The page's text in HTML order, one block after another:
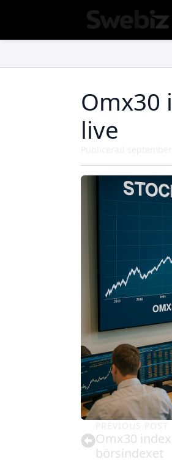
Omx30
live
Omx30
börsindexet